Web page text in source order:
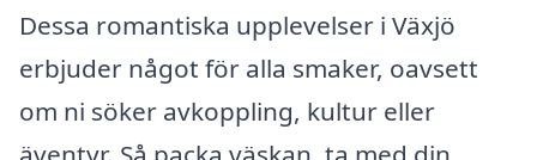
Dessa romantiska upplevelser i Växjö
erbjuder något för alla smaker, oavsett
om ni söker avkoppling, kultur eller